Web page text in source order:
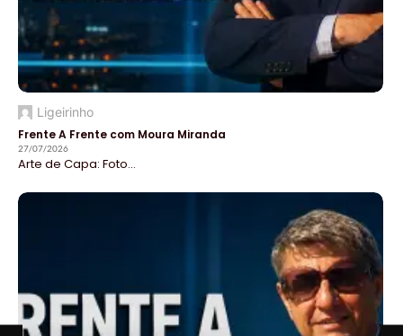
Ligeirinho
Frente A Frente com Moura Miranda
27/07/2026
Arte de Capa: Foto...